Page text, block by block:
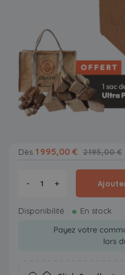
Dès 1 995,00 € 2 195,00 €
- +
Disponibilité :
En stock
Payez votre
lors